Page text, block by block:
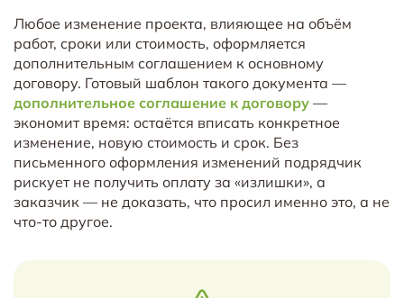
Любое изменение проекта, влияющее на объём
работ, сроки или стоимость, оформляется
дополнительным соглашением к основному
договору. Готовый шаблон такого документа —
дополнительное соглашение к договору —
экономит время: остаётся вписать конкретное
изменение, новую стоимость и срок. Без
письменного оформления изменений подрядчик
рискует не получить оплату за «излишки», а
заказчик — не доказать, что просил именно это, а не
что-то другое.